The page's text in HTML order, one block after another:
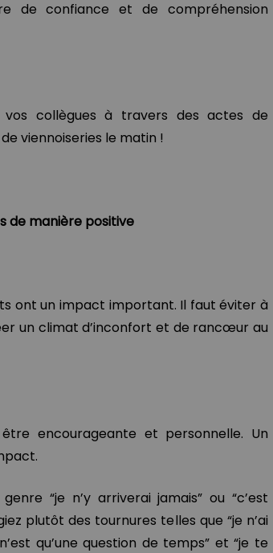
de confiance et de compréhension
collègues à travers des actes de
viennoiseries le matin !
de manière positive
ont un impact important. Il faut éviter à
un climat d’inconfort et de rancœur au
encourageante et personnelle. Un
“je n’y arriverai jamais” ou “c’est
plutôt des tournures telles que “je n’ai
qu’une question de temps” et “je te